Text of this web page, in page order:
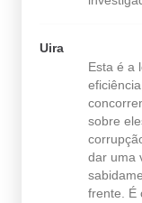
Uira
Esta é a
sobre
dar uma
frente. É